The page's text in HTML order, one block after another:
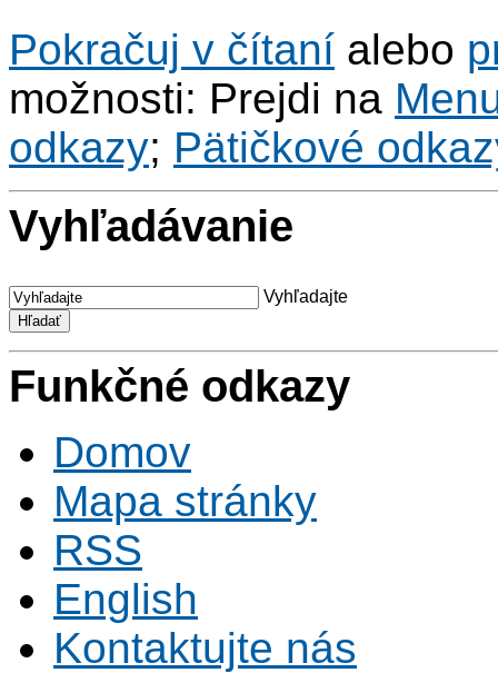
Pokračuj v čítaní alebo
možnosti: Prejdi na
odkazy; Pätičkové
Vyhľadávanie
Vyhľadajte
Funkčné odkazy
Domov
Mapa stránky
RSS
English
Kontaktujte nás